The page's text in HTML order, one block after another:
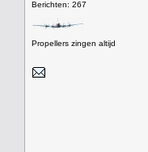
Berichten: 267
Propellers zingen altijd